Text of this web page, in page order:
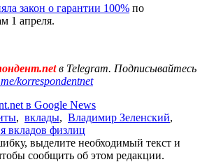
закон о гарантии 100% по
1 апреля.
в Telegram. Подписывайтесь
korrespondentnet
в Google News
, вклады, Владимир Зеленский,
вкладов физлиц
выделите необходимый текст и
сообщить об этом редакции.